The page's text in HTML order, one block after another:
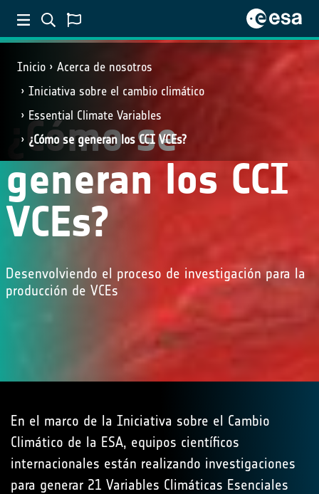
Inicio
Acerca de nosotros
Iniciativa sobre el cambio climático
Essential Climate Variables
¿Cómo se generan los CCI VCEs?
¿Cómo se
generan los CCI
VCEs?
Desenvolviendo el proceso de investigación para la
producción de VCEs
En el marco de la Iniciativa sobre el Cambio
Climático de la ESA, equipos científicos
internacionales están realizando investigaciones
para generar 21 Variables Climáticas Esenciales